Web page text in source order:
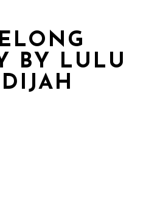
BY LULU